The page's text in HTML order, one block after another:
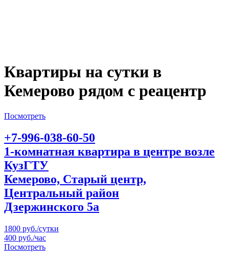
Квартиры на сутки в
Кемерово рядом с реацентр
Посмотреть
+7-996-038-60-50
1-комнатная квартира в центре возле
КузГТУ
Кемерово, Старый центр,
Центральный район
Дзержинского 5а
1800 руб./сутки
400 руб./час
Посмотреть